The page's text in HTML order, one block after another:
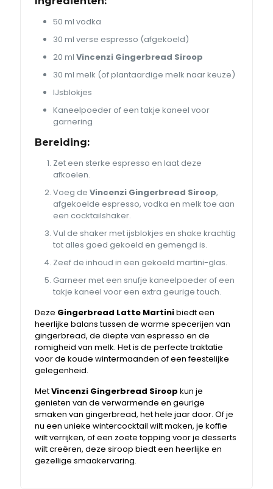
50 ml vodka
30 ml verse espresso (afgekoeld)
20 mlVincenzi Gingerbread Siroop
30 ml melk (of plantaardige melk naar keuze)
IJsblokjes
Kaneelpoeder of een takje kaneel voor
garnering
Bereiding:
Zet een sterke espresso en laat deze
afkoelen.
Voeg deVincenzi Gingerbread Siroop,
afgekoelde espresso, vodka en melk toe aan
een cocktailshaker.
Vul de shaker met ijsblokjes en shake krachtig
tot alles goed gekoeld en gemengd is.
Zeef de inhoud in een gekoeld martini-glas.
Garneer met een snufje kaneelpoeder of een
takje kaneel voor een extra geurige touch.
Deze Gingerbread Latte Martinibiedt een
heerlijke balans tussen de warme specerijen van
gingerbread, de diepte van espresso en de
romigheid van melk. Het is de perfecte traktatie
voor de koude wintermaanden of een feestelijke
gelegenheid.
MetVincenzi Gingerbread Siroop kun je
genieten van de verwarmende en geurige
smaken van gingerbread, het hele jaar door. Of je
nu een unieke wintercocktail wilt maken, je koffie
wilt verrijken, of een zoete topping voor je desserts
wilt creëren, deze siroop biedt een heerlijke en
gezellige smaakervaring.